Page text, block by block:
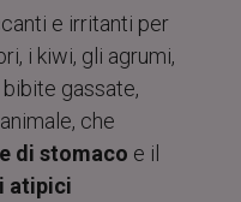
e irritanti per
i kiwi, gli agrumi,
gassate,
che
di stomaco e il
atipici